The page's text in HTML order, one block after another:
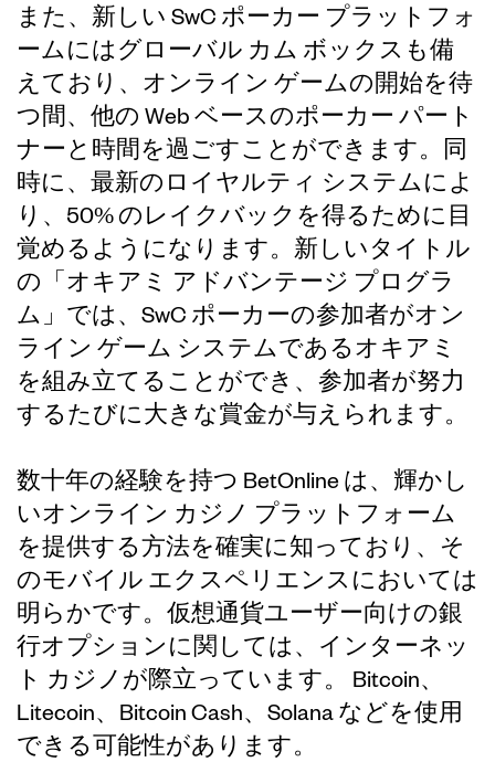
また、新しい SwC ポーカー プラットフォ
ームにはグローバル カム ボックスも備
えており、オンライン ゲームの開始を待
つ間、他の Web ベースのポーカー パート
ナーと時間を過ごすことができます。同
時に、最新のロイヤルティ システムによ
り、50% のレイクバックを得るために目
覚めるようになります。新しいタイトル
の「オキアミ アドバンテージ プログラ
ム」では、SwC ポーカーの参加者がオン
ライン ゲーム システムであるオキアミ
を組み立てることができ、参加者が努力
するたびに大きな賞金が与えられます。
数十年の経験を持つ BetOnline は、輝かし
いオンライン カジノ プラットフォーム
を提供する方法を確実に知っており、そ
のモバイル エクスペリエンスにおいては
明らかです。仮想通貨ユーザー向けの銀
行オプションに関しては、インターネッ
ト カジノが際立っています。 Bitcoin、
Litecoin、Bitcoin Cash、Solana などを使用
できる可能性があります。